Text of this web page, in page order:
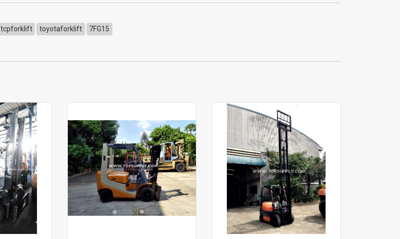
tcpforklift toyotaforklift 7FG15